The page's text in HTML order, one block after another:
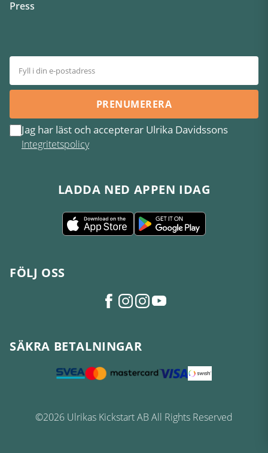
Press
PRENUMERERA
Jag har läst och accepterar Ulrika Davidssons
Integritetspolicy
LADDA NED APPEN IDAG
FÖLJ OSS
SÄKRA BETALNINGAR
©2026 Ulrikas Kickstart AB All Rights Reserved